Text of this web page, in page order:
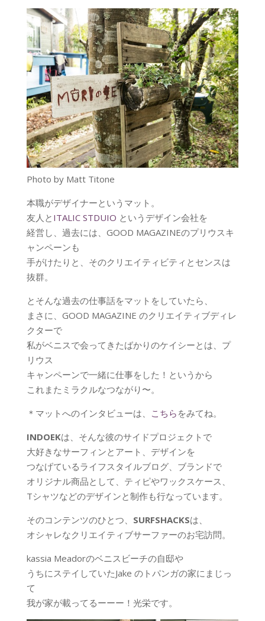
Photo by Matt Titone
本職がデザイナーというマット。
友人と ITALIC STDUIO というデザイン会社を
経営し、過去には、GOOD MAGAZINEのプリウスキ
ャンペーンも
手がけたりと、そのクリエイティビティとセンスは
抜群。
とそんな過去の仕事話をマットをしていたら、
まさに、GOOD MAGAZINE のクリエイティブディレ
クターで
私がベニスで会ってきたばかりのケイシーとは、プ
リウス
キャンペーンで一緒に仕事をした！というから
これまたミラクルなつながり〜。
＊マットへのインタビューは、
こちら をみてね。
INDOEKは、そんな彼のサイドプロジェクトで
大好きなサーフィンとアート、デザインを
つなげているライフスタイルブログ、ブランドで
オリジナル商品として、ティピやワックスケース、
Tシャツなどのデザインと制作も行なっています。
そのコンテンツのひとつ、 SURFSHACKSは、
オシャレなクリエイティブサーファーのお宅訪問。
kassia Meadorのベニスビーチの自邸や
うちにステイしていたJake のトパンガの家にまじっ
て
我が家が載ってるーーー！光栄です。